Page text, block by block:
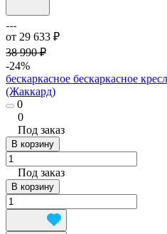
от 29 633 ₽
38 990 ₽
-24%
бескаркасное бескаркасное
(Жаккард)
0
0
Под заказ
В корзину
Под заказ
В корзину